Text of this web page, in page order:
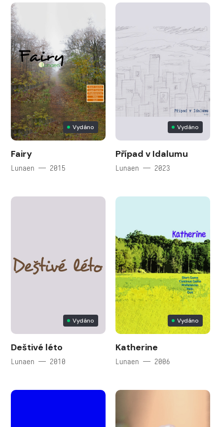
Vydáno
Fairy
Lunaen — 2015
Vydáno
Případ v Idalumu
Lunaen — 2023
Vydáno
Deštivé léto
Lunaen — 2010
Vydáno
Katherine
Lunaen — 2006